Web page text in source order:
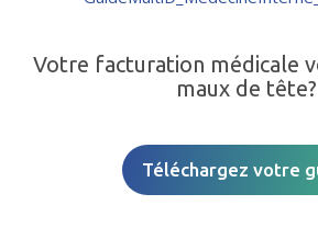
Votre facturation médicale
maux de tête?
Téléchargez votre